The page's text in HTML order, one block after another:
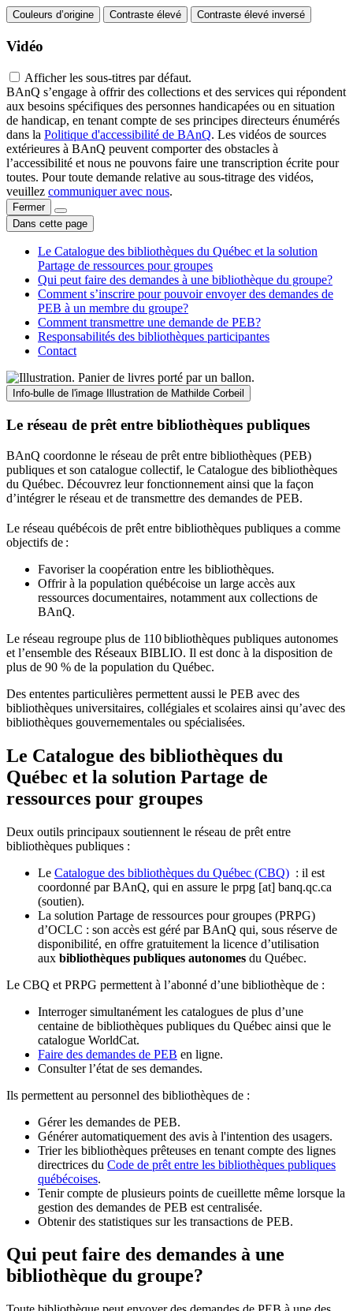
Couleurs d’origine Contraste élevé Contraste élevé inversé
Vidéo
Afficher les sous-titres par défaut.
BAnQ s’engage à offrir des collections et des services qui répondent
aux besoins spécifiques des personnes handicapées ou en situation
de handicap, en tenant compte de ses principes directeurs énumérés
dans la Politique d'accessibilité de BAnQ. Les vidéos de sources
extérieures à BAnQ peuvent comporter des obstacles à
l’accessibilité et nous ne pouvons faire une transcription écrite pour
toutes. Pour toute demande relative au sous-titrage des vidéos,
veuillez communiquer avec nous.
Fermer
Dans cette page
Le Catalogue des bibliothèques du Québec et la solution
Partage de ressources pour groupes
Qui peut faire des demandes à une bibliothèque du groupe?
Comment s’inscrire pour pouvoir envoyer des demandes de
PEB à un membre du groupe?
Comment transmettre une demande de PEB?
Responsabilités des bibliothèques participantes
Contact
Info-bulle de l'image Illustration de Mathilde Corbeil
Le réseau de prêt entre bibliothèques publiques
BAnQ coordonne le réseau de prêt entre bibliothèques (PEB)
publiques et son catalogue collectif, le Catalogue des bibliothèques
du Québec. Découvrez leur fonctionnement ainsi que la façon
d’intégrer le réseau et de transmettre des demandes de PEB.
Le réseau québécois de prêt entre bibliothèques publiques a comme
objectifs de :
Favoriser la coopération entre les bibliothèques.
Offrir à la population québécoise un large accès aux
ressources documentaires, notamment aux collections de
BAnQ.
Le réseau regroupe plus de 110bibliothèques publiques autonomes
et l’ensemble des Réseaux BIBLIO. Il est donc à la disposition de
plus de 90 % de la population du Québec.
Des ententes particulières permettent aussi le PEB avec des
bibliothèques universitaires, collégiales et scolaires ainsi qu’avec des
bibliothèques gouvernementales ou spécialisées.
Le Catalogue des bibliothèques du
Québec et la solution Partage de
ressources pour groupes
Deux outils principaux soutiennent le réseau de prêt entre
bibliothèques publiques :
Le Catalogue des bibliothèques du Québec (CBQ) : il est
coordonné par BAnQ, qui en assure le prpg [at] banq.qc.ca
(soutien).
La solution Partage de ressources pour groupes (PRPG)
d’OCLC : son accès est géré par BAnQ qui, sous réserve de
disponibilité, en offre gratuitement la licence d’utilisation
aux bibliothèques publiques autonomes du Québec.
Le CBQ et PRPG permettent à l’abonné d’une bibliothèque de :
Interroger simultanément les catalogues de plus d’une
centaine de bibliothèques publiques du Québec ainsi que le
catalogue WorldCat.
Faire des demandes de PEB en ligne.
Consulter l’état de ses demandes.
Ils permettent au personnel des bibliothèques de :
Gérer les demandes de PEB.
Générer automatiquement des avis à l'intention des usagers.
Trier les bibliothèques prêteuses en tenant compte des lignes
directrices du Code de prêt entre les bibliothèques publiques
québécoises.
Tenir compte de plusieurs points de cueillette même lorsque la
gestion des demandes de PEB est centralisée.
Obtenir des statistiques sur les transactions de PEB.
Qui peut faire des demandes à une
bibliothèque du groupe?